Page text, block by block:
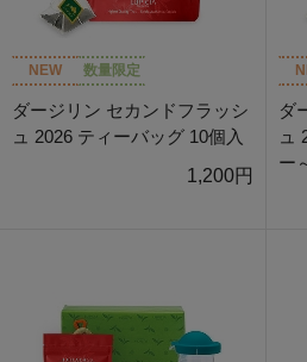
NEW 数量限定
ダージリン セカンドフラッシ
ュ 2026 ティーバッグ 10個入
1,200円
ダ
ュ
ー